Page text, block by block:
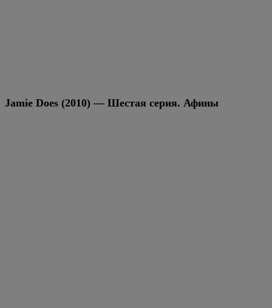
Jamie Does (2010) — Шестая серия. Афины